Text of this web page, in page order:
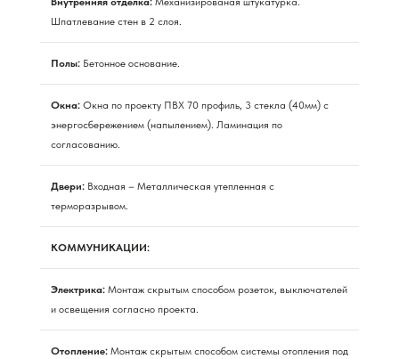
Шпатлевание стен в 2 слоя.
Полы: Бетонное основание.
Окна: Окна по проекту ПВХ 70 профиль, 3 стекла (40мм) с
энергосбережением (напылением). Ламинация по
согласованию.
Двери: Входная – Металлическая утепленная с
терморазрывом.
КОММУНИКАЦИИ:
Электрика: Монтаж скрытым способом розеток, выключателей
и освещения согласно проекта.
Отопление: Монтаж скрытым способом системы отопления под